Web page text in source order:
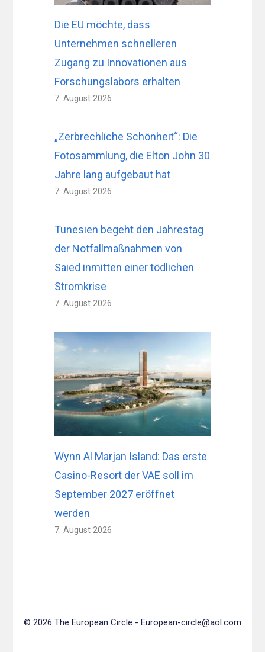
Die EU möchte, dass
Unternehmen schnelleren
Zugang zu Innovationen aus
Forschungslabors erhalten
7. August 2026
„Zerbrechliche Schönheit“: Die
Fotosammlung, die Elton John 30
Jahre lang aufgebaut hat
7. August 2026
Tunesien begeht den Jahrestag
der Notfallmaßnahmen von
Saied inmitten einer tödlichen
Stromkrise
7. August 2026
Wynn Al Marjan Island: Das erste
Casino-Resort der VAE soll im
September 2027 eröffnet
werden
7. August 2026
© 2026 The European Circle - European-circle@aol.com